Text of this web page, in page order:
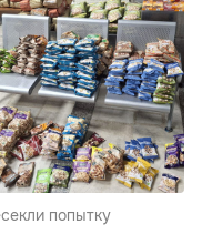
попытку